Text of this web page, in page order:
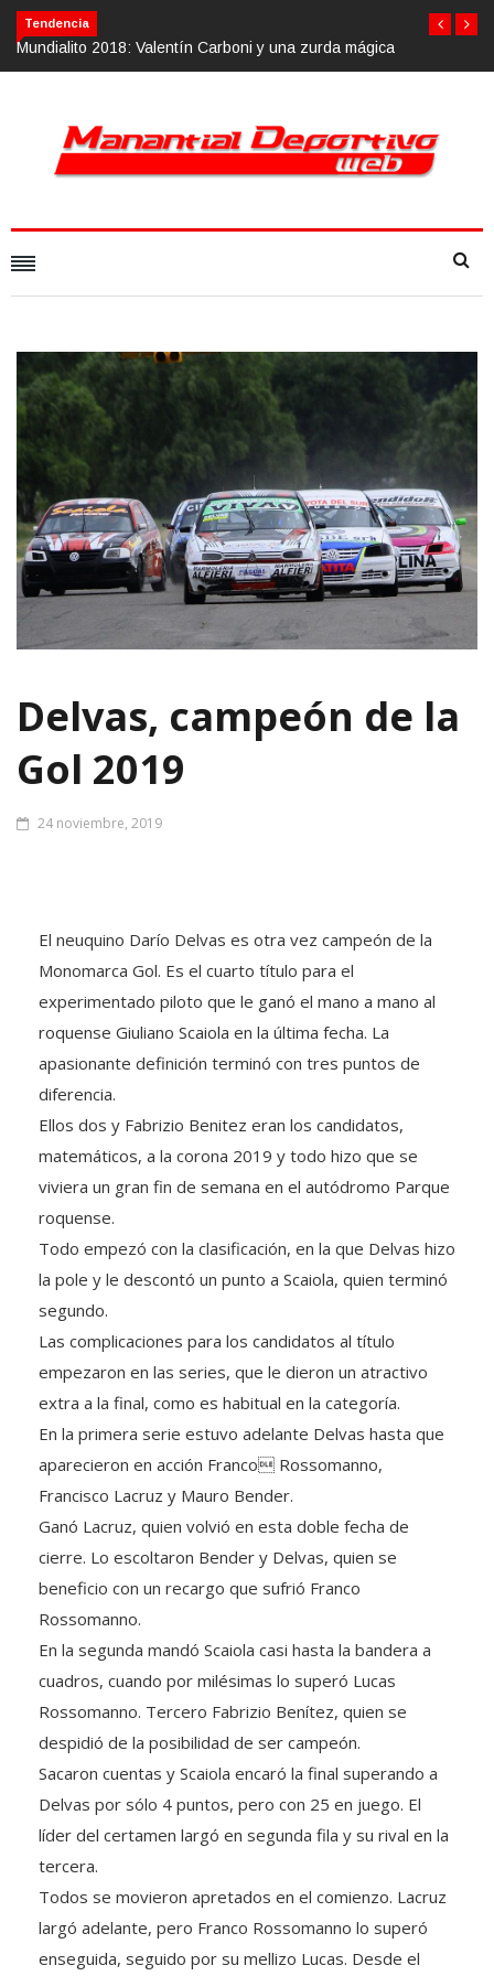
Tendencia
mágicaCalvario Race 2018, 10 de noviembre
Delvas, campeón de la
Gol 2019
24 noviembre, 2019
El neuquino Darío Delvas es otra vez campeón de la
Monomarca Gol. Es el cuarto título para el
experimentado piloto que le ganó el mano a mano al
roquense Giuliano Scaiola en la última fecha. La
apasionante definición terminó con tres puntos de
diferencia.
Ellos dos y Fabrizio Benitez eran los candidatos,
matemáticos, a la corona 2019 y todo hizo que se
viviera un gran fin de semana en el autódromo Parque
roquense.
Todo empezó con la clasificación, en la que Delvas hizo
la pole y le descontó un punto a Scaiola, quien terminó
segundo.
Las complicaciones para los candidatos al título
empezaron en las series, que le dieron un atractivo
extra a la final, como es habitual en la categoría.
En la primera serie estuvo adelante Delvas hasta que
aparecieron en acción Franco Rossomanno,
Francisco Lacruz y Mauro Bender.
Ganó Lacruz, quien volvió en esta doble fecha de
cierre. Lo escoltaron Bender y Delvas, quien se
beneficio con un recargo que sufrió Franco
Rossomanno.
En la segunda mandó Scaiola casi hasta la bandera a
cuadros, cuando por milésimas lo superó Lucas
Rossomanno. Tercero Fabrizio Benítez, quien se
despidió de la posibilidad de ser campeón.
Sacaron cuentas y Scaiola encaró la final superando a
Delvas por sólo 4 puntos, pero con 25 en juego. El
líder del certamen largó en segunda fila y su rival en la
tercera.
Todos se movieron apretados en el comienzo. Lacruz
largó adelante, pero Franco Rossomanno lo superó
enseguida, seguido por su mellizo Lucas. Desde el